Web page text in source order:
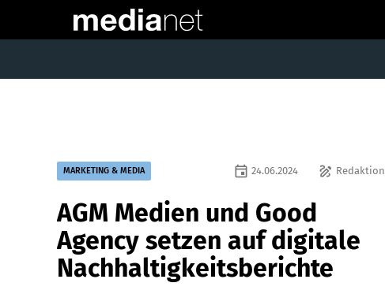
MARKETING & MEDIA draw Redaktion
event 24.06.2024
AGM Medien und Good
Agency setzen auf digitale
Nachhaltigkeitsberichte